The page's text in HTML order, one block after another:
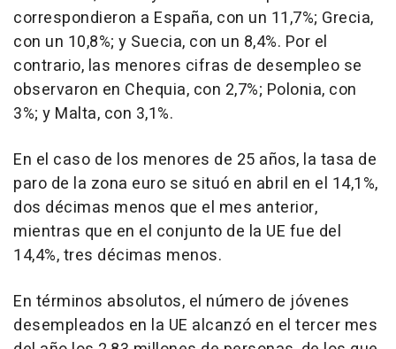
correspondieron a España, con un 11,7%; Grecia,
con un 10,8%; y Suecia, con un 8,4%. Por el
contrario, las menores cifras de desempleo se
observaron en Chequia, con 2,7%; Polonia, con
3%; y Malta, con 3,1%.
En el caso de los menores de 25 años, la tasa de
paro de la zona euro se situó en abril en el 14,1%,
dos décimas menos que el mes anterior,
mientras que en el conjunto de la UE fue del
14,4%, tres décimas menos.
En términos absolutos, el número de jóvenes
desempleados en la UE alcanzó en el tercer mes